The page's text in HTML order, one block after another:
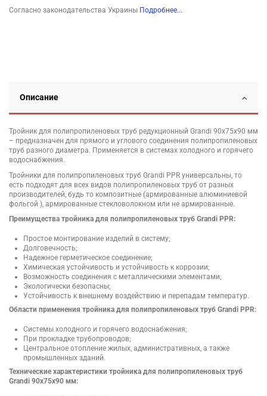
Согласно законодательства Украины Подробнее...
Описание
Тройник для полипропиленовых труб редукционный Grandi 90х75х90 мм
– предназначен для прямого и углового соединения полипропиленовых
труб разного диаметра. Применяется в системах холодного и горячего
водоснабжения.
Тройники для полипропиленовых труб Grandi PPR универсальны, то
есть подходят для всех видов полипропиленовых труб от разных
производителей, будь то композитные (армированные алюминиевой
фольгой ), армированные стекловолокном или не армированные.
Преимущества тройника для полипропиленовых труб Grandi PPR:
Простое монтирование изделий в систему;
Долговечность;
Надежное герметическое соединение;
Химическая устойчивость и устойчивость к коррозии;
Возможность соединения с металлическими элементами;
Экологически безопасны;
Устойчивость к внешнему воздействию и перепадам температур.
Области применения тройника для полипропиленовых труб Grandi PPR:
Системы холодного и горячего водоснабжения;
При прокладке трубопроводов;
Центральное отопление жилых, административных, а также
промышленных зданий.
Технические характеристики тройника для полипропиленовых труб
Grandi 90х75х90 мм: